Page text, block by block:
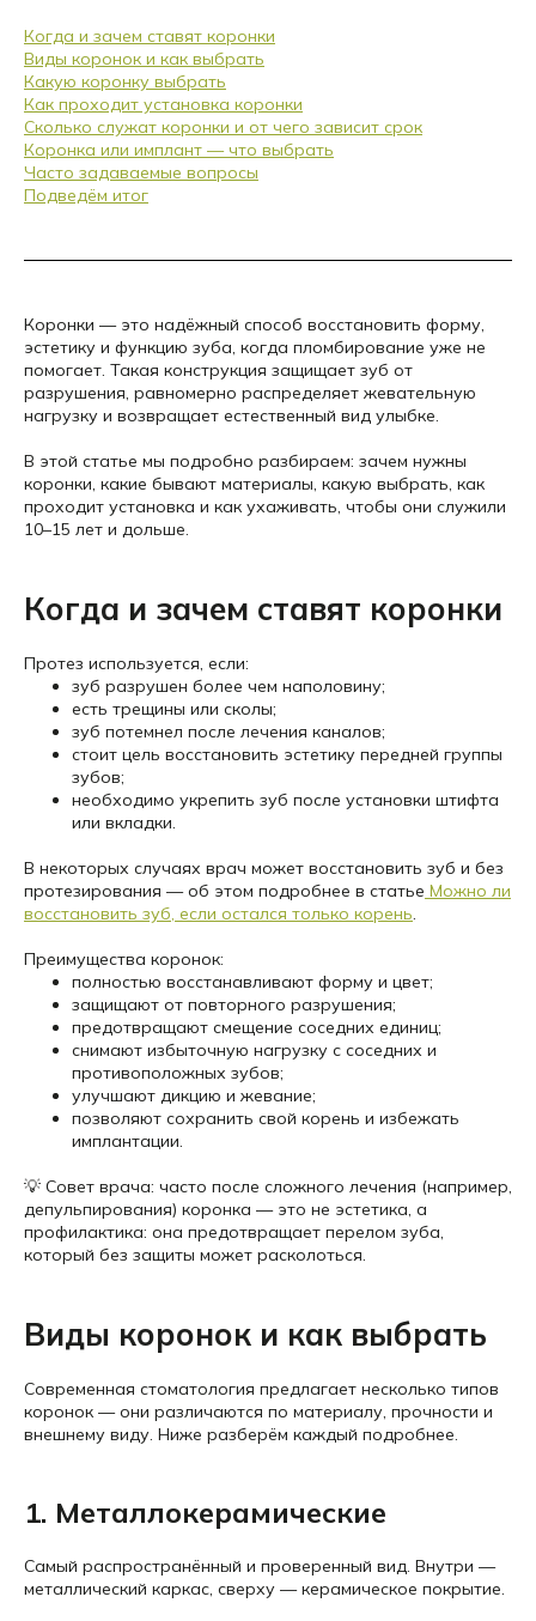
Когда и зачем ставят коронки
Виды коронок и как выбрать
Какую коронку выбрать
Как проходит установка коронки
Сколько служат коронки и от чего зависит срок
Коронка или имплант — что выбрать
Часто задаваемые вопросы
Подведём итог
Коронки — это надёжный способ восстановить форму,
эстетику и функцию зуба, когда пломбирование уже не
помогает. Такая конструкция защищает зуб от
разрушения, равномерно распределяет жевательную
нагрузку и возвращает естественный вид улыбке.
В этой статье мы подробно разбираем: зачем нужны
коронки, какие бывают материалы, какую выбрать, как
проходит установка и как ухаживать, чтобы они служили
10–15 лет и дольше.
Когда и зачем ставят коронки
Протез используется, если:
зуб разрушен более чем наполовину;
есть трещины или сколы;
зуб потемнел после лечения каналов;
стоит цель восстановить эстетику передней группы
зубов;
необходимо укрепить зуб после установки штифта
или вкладки.
В некоторых случаях врач может восстановить зуб и без
протезирования — об этом подробнее в статье Можно ли
восстановить зуб, если остался только корень.
Преимущества коронок:
полностью восстанавливают форму и цвет;
защищают от повторного разрушения;
предотвращают смещение соседних единиц;
снимают избыточную нагрузку с соседних и
противоположных зубов;
улучшают дикцию и жевание;
позволяют сохранить свой корень и избежать
имплантации.
💡 Совет врача: часто после сложного лечения (например,
депульпирования) коронка — это не эстетика, а
профилактика: она предотвращает перелом зуба,
который без защиты может расколоться.
Виды коронок и как выбрать
Современная стоматология предлагает несколько типов
коронок — они различаются по материалу, прочности и
внешнему виду. Ниже разберём каждый подробнее.
1. Металлокерамические
Самый распространённый и проверенный вид. Внутри —
металлический каркас, сверху — керамическое покрытие.